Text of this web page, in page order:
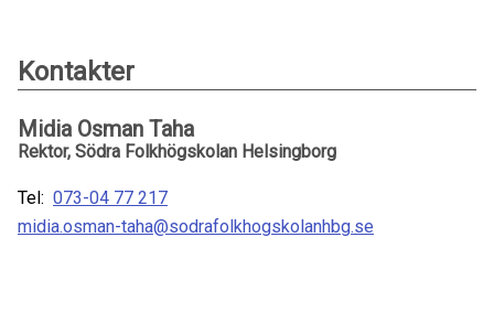
Kontakter
Midia Osman Taha
Rektor, Södra Folkhögskolan Helsingborg
Tel: 073-04 77 217
midia.osman-taha@sodrafolkhogskolanhbg.se